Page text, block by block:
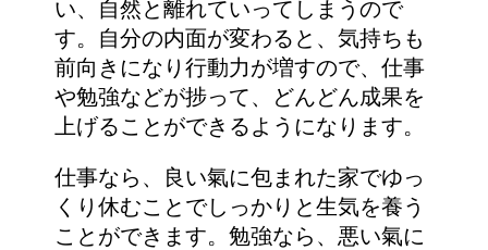
い、自然と離れていってしまうので
す。自分の内面が変わると、気持ちも
前向きになり行動力が増すので、仕事
や勉強などが捗って、どんどん成果を
上げることができるようになります。
仕事なら、良い氣に包まれた家でゆっ
くり休むことでしっかりと生気を養う
ことができます。勉強なら、悪い氣に